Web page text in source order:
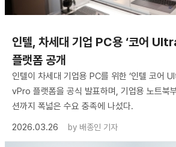
인텔, 차세대 기업 PC용 ‘코어
플랫폼 공개
인텔이 차세대 기업용 PC를 위한 ‘인텔 코어
vPro 플랫폼을 공식 발표하며, 기업용 노트북
션까지 폭넓은 수요 충족에 나섰다.
2026.03.26
by 배종인 기자